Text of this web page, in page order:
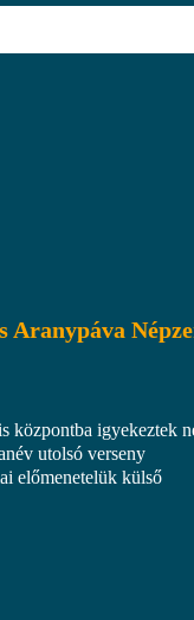
Aranypáva
központba igyekeztek
utolsó verseny
előmenetelük külső